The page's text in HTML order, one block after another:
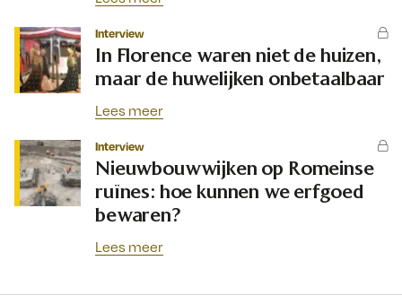
Interview
In Florence waren niet de huizen,
maar de huwelijken onbetaalbaar
Lees meer
Interview
Nieuwbouwwijken op Romeinse
ruïnes: hoe kunnen we erfgoed
bewaren?
Lees meer